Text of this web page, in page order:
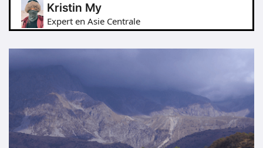
Kristin My
Expert en Asie Centrale